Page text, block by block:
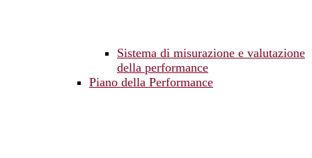
Sistema di misurazione e valutazione
della performance
Piano della Performance